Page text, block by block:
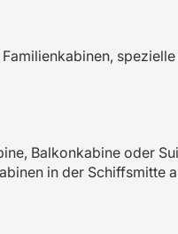
Balkonkabine oder
in der Schiffsmitte